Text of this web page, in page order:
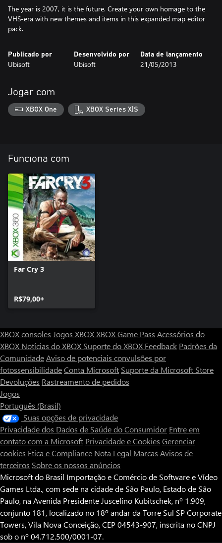
The year is 2007, it is the future. Create your own homage to the
VHS-era with new themes and items in this expanded map editor
pack.
Publicado por
Ubisoft
Desenvolvido por
Ubisoft
Data de lançamento
21/05/2013
Jogar com
XBOX One XBOX Series X|S
Funciona com
Far Cry 3
R$79,00+
XBOX consoles Jogos XBOXXBOX Game Pass Acessórios do
XBOX Notícias do XBOX Suporte do XBOX Feedback Padrões da
ComunidadeAviso de potenciais convulsões por
fotossensibilidadeConta Microsoft Suporte da Microsoft Store
Devoluções Rastreamento de pedidos
Jogos
Português (Brasil)
Suas opções de privacidade
Privacidade dos Dados de Saúde do Consumidor Entre em
contato com a Microsoft Privacidade e Cookies Gerenciar
cookies Ética e Compliance Nota Legal Marcas Avisos de
terceiros Sobre os nossos anúncios
Microsoft do Brasil Importação e Comércio de Software e Vídeo
Games Ltda., com sede na cidade de São Paulo, Estado de São
Paulo, na Avenida Presidente Juscelino Kubitschek, nº 1.909,
conjunto 181, localizado no 18º andar da Torre Sul SP Corporate
Towers, Vila Nova Conceição, CEP 04543-907, inscrita no CNPJ
sob o nº 04.712.500/0001-07.